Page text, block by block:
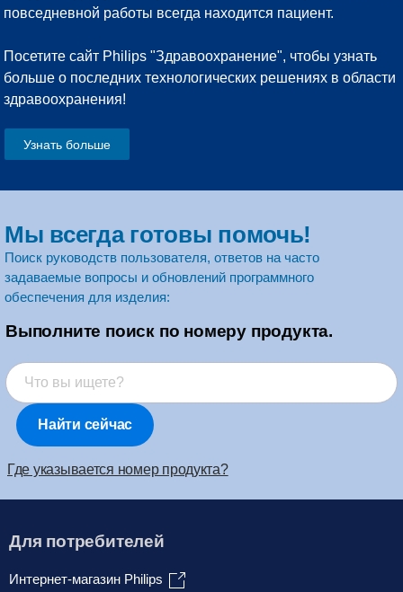
повседневной работы всегда находится пациент.
Посетите сайт Philips "Здравоохранение", чтобы узнать
больше о последних технологических решениях в области
здравоохранения!
Узнать больше
Мы всегда готовы помочь!
Поиск руководств пользователя, ответов на часто
задаваемые вопросы и обновлений программного
обеспечения для изделия:
Выполните поиск по номеру продукта.
Найти сейчас
Где указывается номер продукта?
Для потребителей
Интернет-магазин Philips